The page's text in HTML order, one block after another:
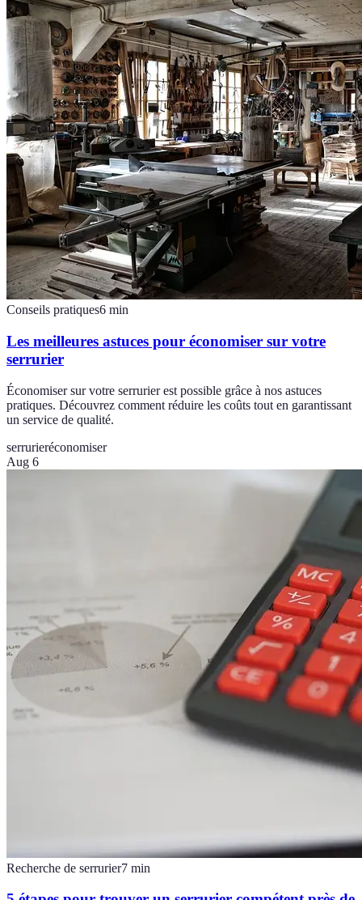
Conseils pratiques6 min
Les meilleures astuces pour économiser sur votre
serrurier
Économiser sur votre serrurier est possible grâce à nos astuces
pratiques. Découvrez comment réduire les coûts tout en garantissant
un service de qualité.
serrurieréconomiser
Aug 6
Recherche de serrurier7 min